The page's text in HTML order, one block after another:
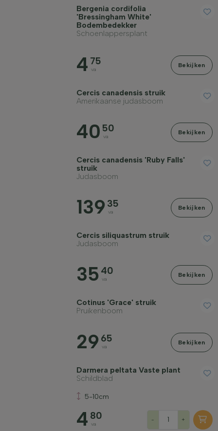
Bergenia cordifolia
'Bressingham White'
Bodembedekker
Schoenlappersplant
4 75
va
Bekijken
Cercis canadensis struik
Amerikaanse judasboom
40 50
va
Bekijken
Cercis canadensis 'Ruby Falls'
struik
Judasboom
139 35
va
Bekijken
Cercis siliquastrum struik
Judasboom
35 40
va
Bekijken
Cotinus 'Grace' struik
Pruikenboom
29 65
va
Bekijken
Darmera peltata Vaste plant
Schildblad
5-10cm
4 80
va
- +